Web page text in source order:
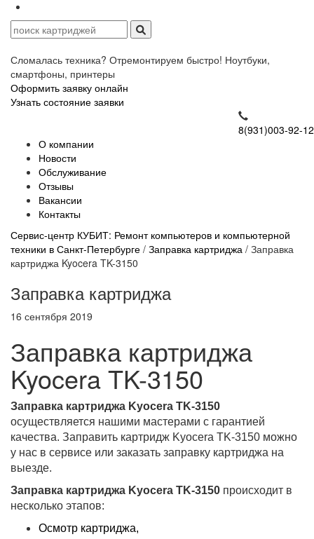
Сломалась техника? Отремонтируем быстро! Ноутбуки,
смартфоны, принтеры
Оформить заявку онлайн
Узнать состояние заявки
8(931)003-92-12
О компании
Новости
Обслуживание
Отзывы
Вакансии
Контакты
Сервис-центр КУБИТ: Ремонт компьютеров и компьютерной
техники в Санкт-Петербурге / Заправка картриджа / Заправка
картриджа Kyocera TK-3150
Заправка картриджа
16 сентября 2019
Заправка картриджа
Kyocera TK-3150
Заправка картриджа Kyocera TK-3150
осуществляется нашими мастерами с гарантией
качества. Заправить картридж Kyocera TK-3150 можно
у нас в сервисе или заказать заправку картриджа на
выезде.
Заправка картриджа Kyocera TK-3150 происходит в
несколько этапов:
Осмотр картриджа,